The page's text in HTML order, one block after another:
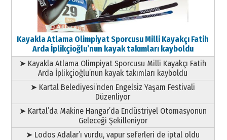
Kayakla Atlama Olimpiyat Sporcusu Milli Kayakçı Fatih
Arda İplikçioğlu’nun kayak takımları kayboldu
➤ Kayakla Atlama Olimpiyat Sporcusu Milli Kayakçı Fatih
Arda İplikçioğlu’nun kayak takımları kayboldu
➤ Kartal Belediyesi’nden Engelsiz Yaşam Festivali
Düzenliyor
➤ Kartal’da Makine Hangar’da Endüstriyel Otomasyonun
Geleceği Şekilleniyor
➤ Lodos Adalar’ı vurdu, vapur seferleri de iptal oldu